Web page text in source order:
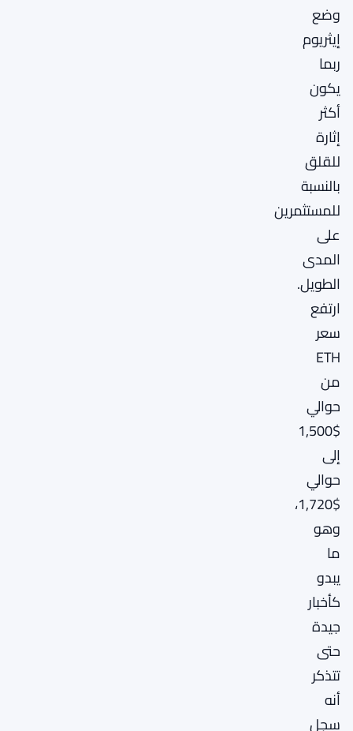
وضع
إيثريوم
ربما
يكون
أكثر
إثارة
للقلق
بالنسبة
للمستثمرين
على
المدى
الطويل.
ارتفع
سعر
ETH
من
حوالي
$1,500
إلى
حوالي
$1,720،
وهو
ما
يبدو
كأخبار
جيدة
حتى
تتذكر
أنه
سجل